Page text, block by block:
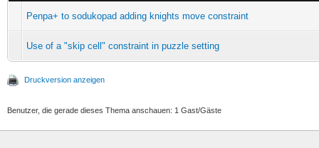
Penpa+ to sodukopad adding knights move constraint
Use of a "skip cell" constraint in puzzle setting
Druckversion anzeigen
Benutzer, die gerade dieses Thema anschauen: 1 Gast/Gäste